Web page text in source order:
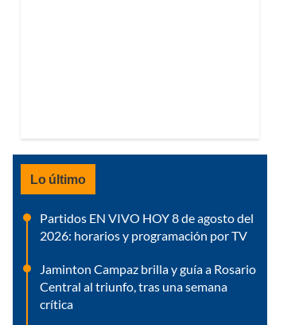
Lo último
Partidos EN VIVO HOY 8 de agosto del
2026: horarios y programación por TV
Jaminton Campaz brilla y guía a Rosario
Central al triunfo, tras una semana
crítica